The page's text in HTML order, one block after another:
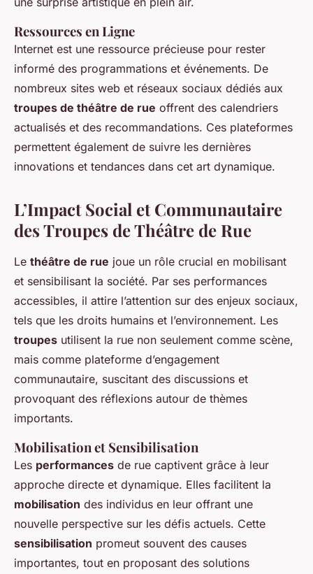
Ressources en Ligne
Internet est une ressource précieuse pour rester
informé des programmations et événements. De
nombreux sites web et réseaux sociaux dédiés aux
troupes de théâtre de rue offrent des calendriers
actualisés et des recommandations. Ces plateformes
permettent également de suivre les dernières
innovations et tendances dans cet art dynamique.
L’Impact Social et Communautaire
des Troupes de Théâtre de Rue
Le théâtre de rue joue un rôle crucial en mobilisant
et sensibilisant la société. Par ses performances
accessibles, il attire l’attention sur des enjeux sociaux,
tels que les droits humains et l’environnement. Les
troupes utilisent la rue non seulement comme scène,
mais comme plateforme d’engagement
communautaire, suscitant des discussions et
provoquant des réflexions autour de thèmes
importants.
Mobilisation et Sensibilisation
Les performances de rue captivent grâce à leur
approche directe et dynamique. Elles facilitent la
mobilisation des individus en leur offrant une
nouvelle perspective sur les défis actuels. Cette
sensibilisation promeut souvent des causes
importantes, tout en proposant des solutions